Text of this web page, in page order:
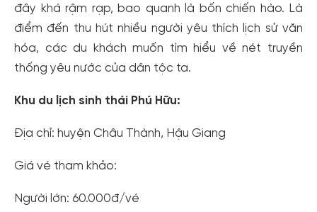
đây khá rậm rạp, bao quanh là bốn chiến hào. Là
điểm đến thu hút nhiều người yêu thích lịch sử văn
hóa, các du khách muốn tìm hiểu về nét truyền
thống yêu nước của dân tộc ta.
Khu du lịch sinh thái Phú Hữu:
Địa chỉ: huyện Châu Thành, Hậu Giang
Giá vé tham khảo:
Người lớn: 60.000đ/vé